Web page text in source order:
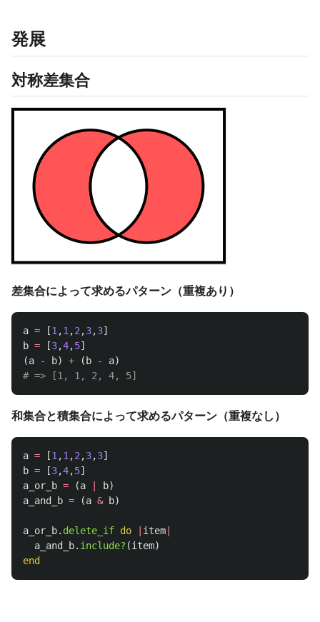
発展
対称差集合
差集合によって求めるパターン（重複あり）
a = [1 ,1 ,2 ,3,3]
b = [3,4,5]
(a - b) + ( b - a)
# => [1, 1, 2, 4, 5]
和集合と積集合によって求めるパターン（重複なし）
a = [1 ,1 ,2 ,3,3]
b = [3,4,5]
a_or_b = (a b)
a_and_b = (a & b)
a_or_b. delete_if do item
a_and_b. include? (item)
end